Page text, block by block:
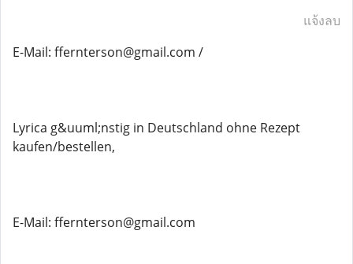
แจ้งลบ
E-Mail: ffernterson@gmail.com /
Lyrica g&uuml;nstig in Deutschland ohne Rezept
kaufen/bestellen,
E-Mail: ffernterson@gmail.com